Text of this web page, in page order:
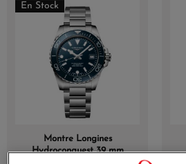
En Stock
Montre Longines
Hydroconquest 39 mm